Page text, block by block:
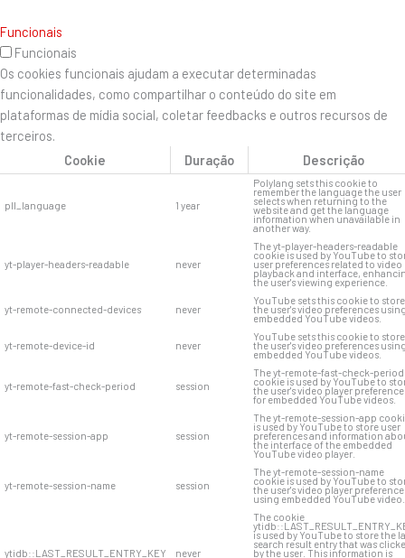
Funcionais
Funcionais
Os cookies funcionais ajudam a executar determinadas
funcionalidades, como compartilhar o conteúdo do site em
plataformas de mídia social, coletar feedbacks e outros recursos de
terceiros.
Cookie
Duração Descrição
pll_language 1 year
Polylang sets this cookie to
remember the language the user
selects when returning to the
website and get the language
information when unavailable in
another way.
yt-player-headers-readable never
The yt-player-headers-readable
cookie is used by YouTube to
user preferences related to video
playback and interface,
the user's viewing experience.
yt-remote-connected-devices never
YouTube sets this cookie to store
the user's video preferences
embedded YouTube videos.
yt-remote-device-id never
YouTube sets this cookie to store
the user's video preferences
embedded YouTube videos.
yt-remote-fast-check-period session
The yt-remote-fast-check-period
cookie is used by YouTube to
the user's video player
for embedded YouTube videos.
yt-remote-session-app session
The yt-remote-session-app
is used by YouTube to store user
preferences and information
the interface of the embedded
YouTube video player.
yt-remote-session-name session
The yt-remote-session-name
cookie is used by YouTube to
the user's video player
using embedded YouTube video.
ytidb::LAST_RESULT_ENTRY_KEY never
The cookie
is used by YouTube to store the
search result entry that was
by the user. This information is